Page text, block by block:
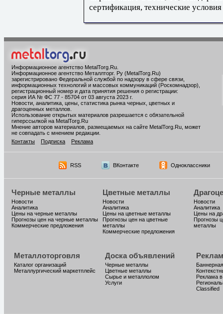
сертификация, технические условия
Информационное агентство MetalTorg.Ru
Информационное агентство Металлторг. Ру (MetalTorg.Ru)
зарегистрировано Федеральной службой по надзору в сфере связи,
информационных технологий и массовых коммуникаций (Роскомнадзор),
регистрационный номер и дата принятия решения о регистрации:
серия ИА № ФС 77 - 85704 от 03 августа 2023 г.
Новости, аналитика, цены, статистика рынка черных, цветных и
драгоценных металлов.
Использование открытых материалов разрешается с обязательной
гиперссылкой на MetalTorg.Ru
Мнение авторов материалов, размещаемых на сайте MetalTorg.Ru, может
не совпадать с мнением редакции.
Контакты
Подписка Реклама
RSS ВКонтакте Одноклассники
Черные металлы
Новости
Аналитика
Цены на черные металлы
Прогнозы цен на черные металлы
Коммерческие предложения
Цветные металлы
Новости
Аналитика
Цены на цветные металлы
Прогнозы цен на цветные
металлы
Коммерческие предложения
Новости
Аналитика
Цены на
Прогнозы
металлы
Металлоторговля
Каталог организаций
Металлургический маркетплейс
Доска объявлений
Черные металлы
Цветные металлы
Сырье и металлолом
Услуги
Реклама
Classified